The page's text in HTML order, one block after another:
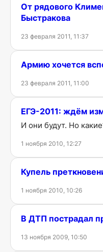
От рядового
Быстракова
23 февраля 2011, 11:37
Армию хочется
23 февраля 2011, 11:00
ЕГЭ-2011: ждём
И они будут. Но
1 ноября 2010, 12:27
Купель
1 ноября 2010, 10:26
В ДТП пострадал
13 ноября 2009, 10:50